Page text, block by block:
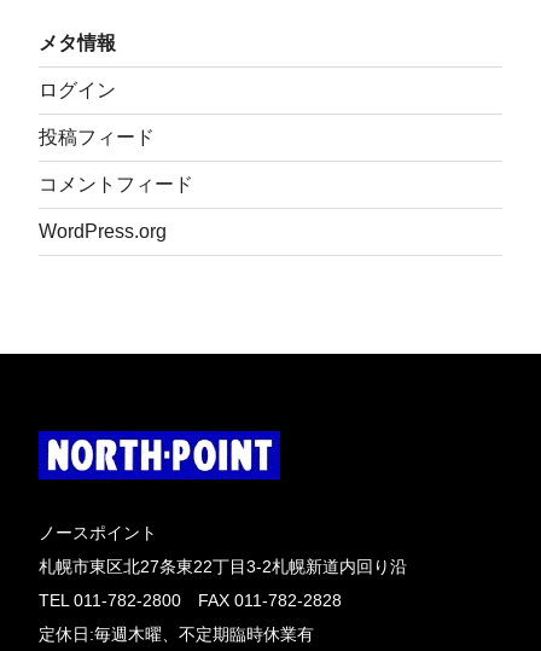
メタ情報
ログイン
投稿フィード
コメントフィード
WordPress.org
ノースポイント
札幌市東区北27条東22丁目3-2札幌新道内回り沿
TEL 011-782-2800 FAX 011-782-2828
定休日:毎週木曜、不定期臨時休業有